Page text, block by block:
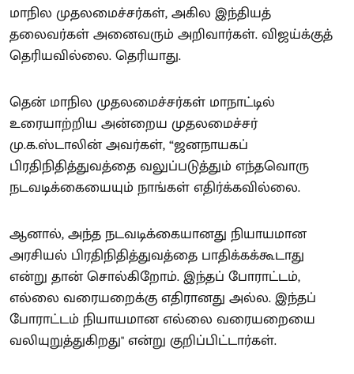
மாநில முதலமைச்சர்கள், அகில இந்தியத்
தலைவர்கள் அனைவரும் அறிவார்கள். விஜய்க்குத்
தெரியவில்லை. தெரியாது.
தென் மாநில முதலமைச்சர்கள் மாநாட்டில்
உரையாற்றிய அன்றைய முதலமைச்சர்
மு.க.ஸ்டாலின் அவர்கள், “ஜனநாயகப்
பிரதிநிதித்துவத்தை வலுப்படுத்தும் எந்தவொரு
நடவடிக்கையையும் நாங்கள் எதிர்க்கவில்லை.
ஆனால், அந்த நடவடிக்கையானது நியாயமான
அரசியல் பிரதிநிதித்துவத்தை பாதிக்கக்கூடாது
என்று தான் சொல்கிறோம். இந்தப் போராட்டம்,
எல்லை வரையறைக்கு எதிரானது அல்ல. இந்தப்
போராட்டம் நியாயமான எல்லை வரையறையை
வலியுறுத்துகிறது" என்று குறிப்பிட்டார்கள்.